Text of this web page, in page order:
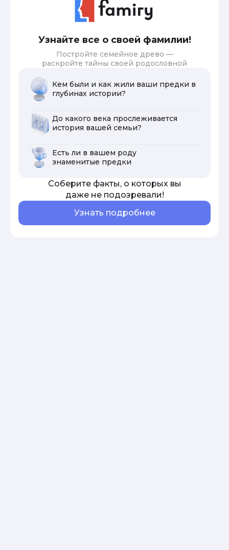
Узнайте все о своей фамилии!
Постройте семейное древо —
раскройте тайны своей родословной
Кем были и как жили ваши предки в
глубинах истории?
До какого века прослеживается
история вашей семьи?
Есть ли в вашем роду
знаменитые предки
Соберите факты, о которых вы
даже не подозревали!
Узнать подробнее